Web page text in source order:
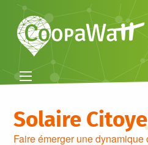
Solaire
Faire émerger une dynamique